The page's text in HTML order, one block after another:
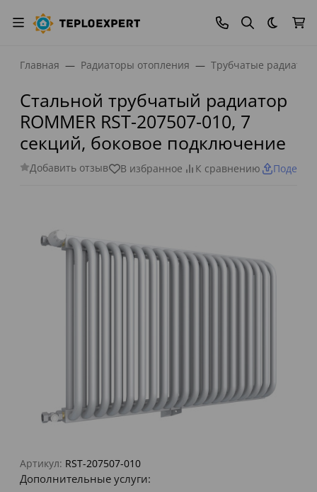
Темная
Главная Радиаторы отопления Трубчатые
Стальной трубчатый радиатор
ROMMER RST-207507-010, 7
секций, боковое подключение
Добавить отзыв В избранное К сравнению
Артикул: RST-207507-010
Дополнительные услуги: